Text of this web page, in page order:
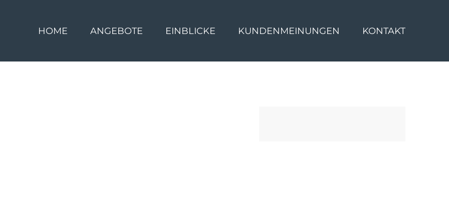
HOME ANGEBOTE EINBLICKE KUNDENMEINUNGEN KONTAKT